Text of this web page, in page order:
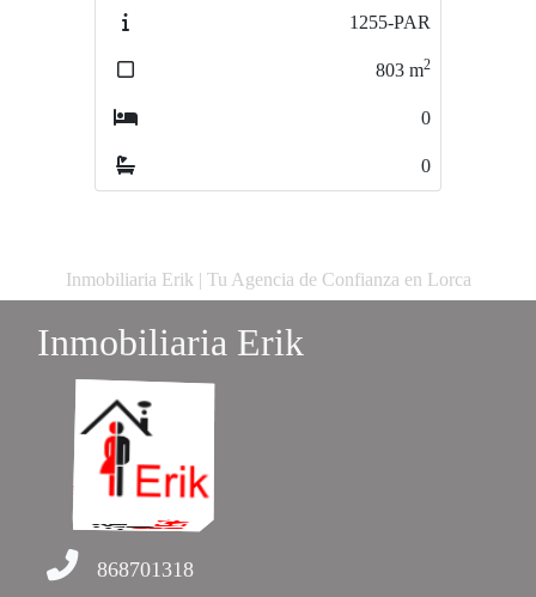
1059-PAR
20000
Inmobiliaria Erik | Tu Agencia de Confianza en Lorca
Inmobiliaria Erik
868701318